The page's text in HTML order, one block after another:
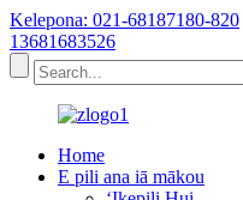
Kelepona: 021-68187180-820
13681683526
Home
E pili ana iā mākou